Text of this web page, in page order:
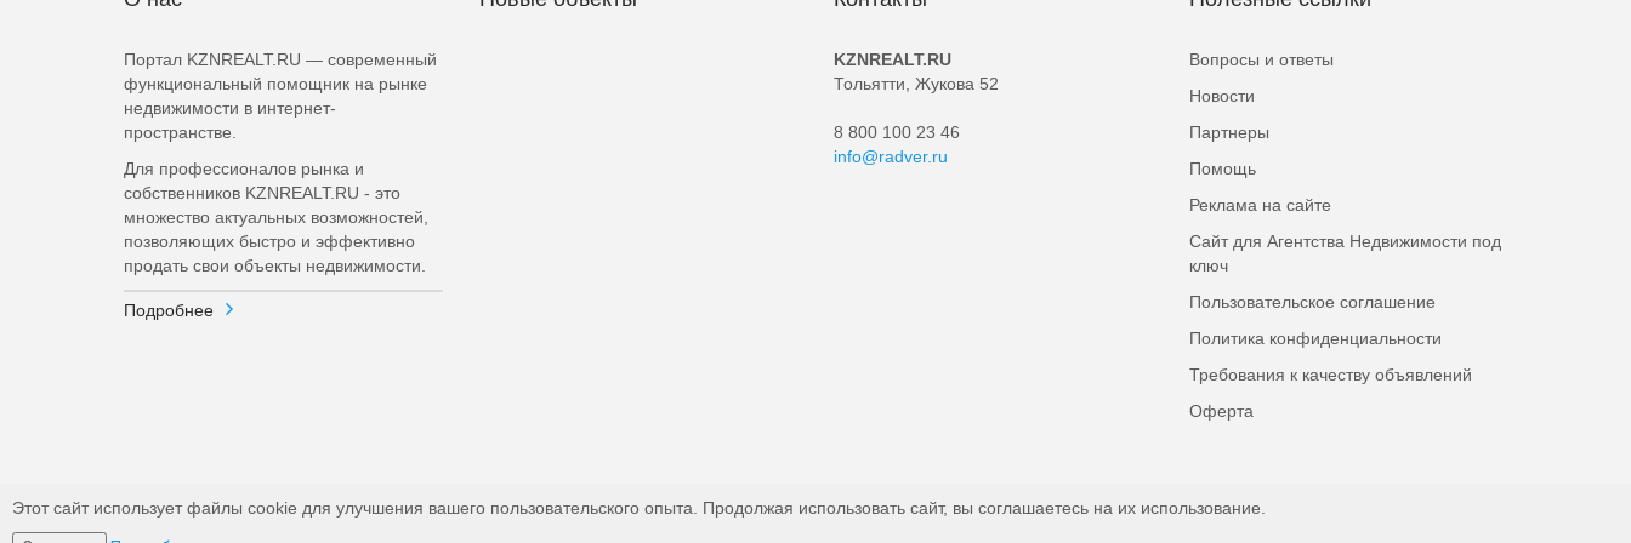
Портал KZNREALT.RU — современный
функциональный помощник на рынке
недвижимости в интернет-
пространстве.
Для профессионалов рынка и
собственников KZNREALT.RU - это
множество актуальных возможностей,
позволяющих быстро и эффективно
продать свои объекты недвижимости.
Подробнее
KZNREALT.RU
Тольятти, Жукова 52
8 800 100 23 46
info@radver.ru
Вопросы и ответы
Новости
Партнеры
Помощь
Реклама на сайте
Сайт для Агентства Недвижимости под
ключ
Пользовательское соглашение
Политика конфиденциальности
Требования к качеству объявлений
Оферта
Этот сайт использует файлы cookie для улучшения вашего пользовательского опыта. Продолжая использовать сайт, вы соглашаетесь на их использование.